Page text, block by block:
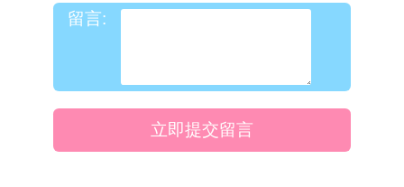
留言:
立即提交留言